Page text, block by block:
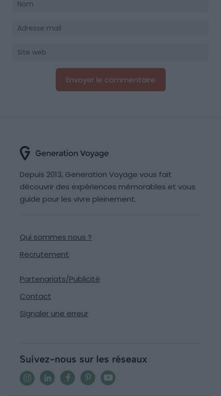
Depuis 2013, Generation Voyage vous fait
découvrir des expériences mémorables et vous
guide pour les vivre pleinement.
Qui sommes nous ?
Recrutement
Partenariats/Publicité
Contact
Signaler une erreur
Suivez-nous sur les réseaux